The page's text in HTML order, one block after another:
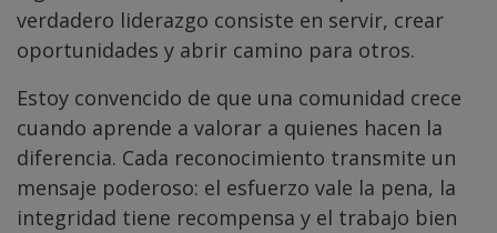
verdadero liderazgo consiste en servir, crear
oportunidades y abrir camino para otros.
Estoy convencido de que una comunidad crece
cuando aprende a valorar a quienes hacen la
diferencia. Cada reconocimiento transmite un
mensaje poderoso: el esfuerzo vale la pena, la
integridad tiene recompensa y el trabajo bien